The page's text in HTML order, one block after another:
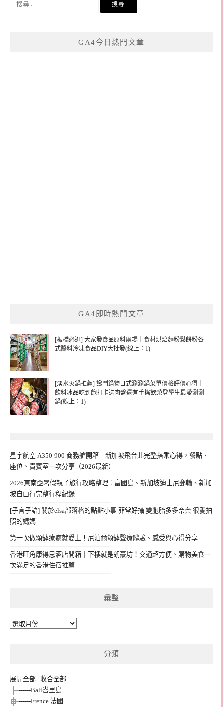
GA4今日熱門文章
GA4即時熱門文章
[板橋必逛] 大家發食品原料廣場｜食材烘焙麵粉鬆餅粉各
式醬料冷凍食品DIY大批發(線上：1)
[淡水火鍋推薦] 饞鬥鍋物日式涮涮鍋菜單價格評價心得｜
飲料冰品吃到飽打卡送肉盤還有手搖飲榮登學生最愛涮涮
鍋(線上：1)
星宇航空 A350-900 商務艙開箱｜新加坡飛台北完整搭乘心得，餐點、
座位、貴賓室一次分享（2026最新）
2026東南亞暑假親子旅行攻略整理：富國島、新加坡迪士尼郵輪、新加
坡自由行完整行程紀錄
[子言子語] 關於elsa部落格的點點小事-菲常好攝 雙胞胎多多奈奈 很愛拍
照的媽媽
第一次做頌缽療癒就愛上！尼泊爾頌缽聲療體驗、感受與心得分享
香港旺角康得思酒店開箱｜下樓就是朗豪坊！交通超方便、購物美食一
次滿足的香港住宿推薦
彙整
彙
分類
展開全部 | 收合全部
------Bali峇里島
------Frence 法國